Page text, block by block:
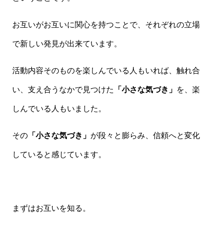
お互いがお互いに関心を持つことで、それぞれの立場
で新しい発見が出来ています。
活動内容そのものを楽しんでいる人もいれば、触れ合
い、支え合うなかで見つけた 「小さな気づき」 を、楽
しんでいる人もいました。
その 「小さな気づき」 が段々と膨らみ、信頼へと変化
していると感じています。
まずはお互いを知る。